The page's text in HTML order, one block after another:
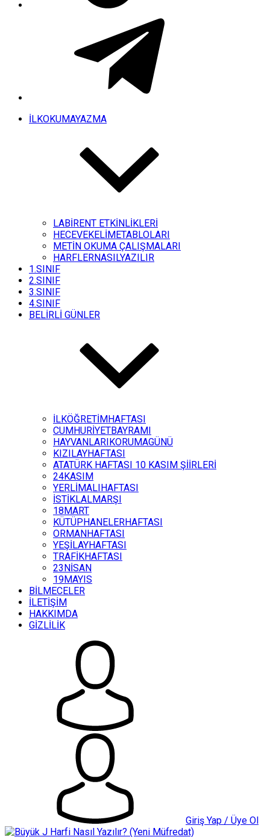
İLKOKUMAYAZMA
LABİRENT ETKİNLİKLERİ
HECEVEKELİMETABLOLARI
METİN OKUMA ÇALIŞMALARI
HARFLERNASILYAZILIR
1.SINIF
2.SINIF
3.SINIF
4.SINIF
BELİRLİ GÜNLER
İLKÖĞRETİMHAFTASI
CUMHURİYETBAYRAMI
HAYVANLARIKORUMAGÜNÜ
KIZILAYHAFTASI
ATATÜRK HAFTASI 10 KASIM ŞİİRLERİ
24KASIM
YERLİMALIHAFTASI
İSTİKLALMARŞI
18MART
KÜTÜPHANELERHAFTASI
ORMANHAFTASI
YEŞİLAYHAFTASI
TRAFİKHAFTASI
23NİSAN
19MAYIS
BİLMECELER
İLETİŞİM
HAKKIMDA
GİZLİLİK
Giriş Yap / Üye Ol